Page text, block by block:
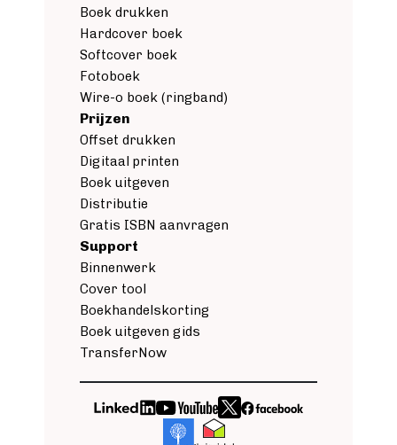
Boek drukken
Hardcover boek
Softcover boek
Fotoboek
Wire-o boek (ringband)
Prijzen
Offset drukken
Digitaal printen
Boek uitgeven
Distributie
Gratis ISBN aanvragen
Support
Binnenwerk
Cover tool
Boekhandelskorting
Boek uitgeven gids
TransferNow
Image Image ImageImage
ImageImage